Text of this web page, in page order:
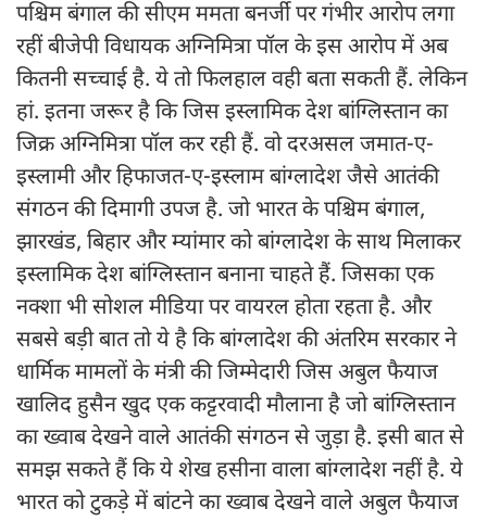
पश्चिम बंगाल की सीएम ममता बनर्जी पर गंभीर आरोप लगा
रहीं बीजेपी विधायक अग्निमित्रा पॉल के इस आरोप में अब
कितनी सच्चाई है. ये तो फिलहाल वही बता सकती हैं. लेकिन
हां. इतना जरूर है कि जिस इस्लामिक देश बांग्लिस्तान का
जिक्र अग्निमित्रा पॉल कर रही हैं. वो दरअसल जमात-ए-
इस्लामी और हिफाजत-ए-इस्लाम बांग्लादेश जैसे आतंकी
संगठन की दिमागी उपज है. जो भारत के पश्चिम बंगाल,
झारखंड, बिहार और म्यांमार को बांग्लादेश के साथ मिलाकर
इस्लामिक देश बांग्लिस्तान बनाना चाहते हैं. जिसका एक
नक्शा भी सोशल मीडिया पर वायरल होता रहता है. और
सबसे बड़ी बात तो ये है कि बांग्लादेश की अंतरिम सरकार ने
धार्मिक मामलों के मंत्री की जिम्मेदारी जिस अबुल फैयाज
खालिद हुसैन खुद एक कट्टरवादी मौलाना है जो बांग्लिस्तान
का ख्वाब देखने वाले आतंकी संगठन से जुड़ा है. इसी बात से
समझ सकते हैं कि ये शेख हसीना वाला बांग्लादेश नहीं है. ये
भारत को टुकड़े में बांटने का ख्वाब देखने वाले अबुल फैयाज